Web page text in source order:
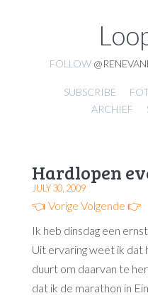
FOLLOW
SUBSCRIBE
ARCHIEF
Hardlopen
JULY 30, 2009
👈 Vorige Volgende 👉
Ik heb dinsdag een
Uit ervaring weet ik dat
duurt om daarvan te
dat ik de marathon in